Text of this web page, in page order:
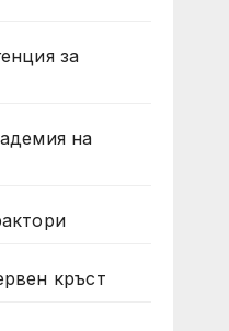
за
на
кръст